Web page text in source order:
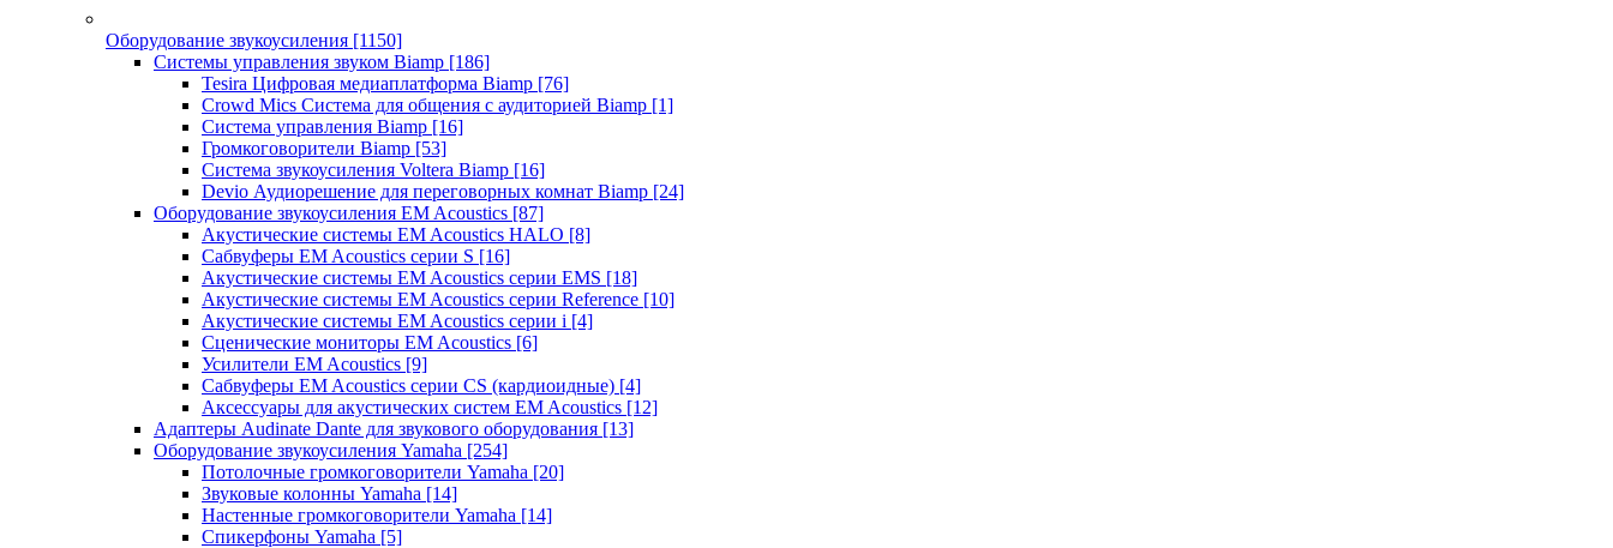
Оборудование звукоусиления [1150]
Системы управления звуком Biamp [186]
Tesira Цифровая медиаплатформа Biamp [76]
Crowd Mics Система для общения с аудиторией Biamp [1]
Система управления Biamp [16]
Громкоговорители Biamp [53]
Система звукоусиления Voltera Biamp [16]
Devio Аудиорешение для переговорных комнат Biamp [24]
Оборудование звукоусиления EM Acoustics [87]
Акустические системы EM Acoustics HALO [8]
Сабвуферы EM Acoustics серии S [16]
Акустические системы EM Acoustics серии EMS [18]
Акустические системы EM Acoustics серии Reference [10]
Акустические системы EM Acoustics серии i [4]
Сценические мониторы EM Acoustics [6]
Усилители EM Acoustics [9]
Сабвуферы EM Acoustics серии CS (кардиоидные) [4]
Аксессуары для акустических систем EM Acoustics [12]
Адаптеры Audinate Dante для звукового оборудования [13]
Оборудование звукоусиления Yamaha [254]
Потолочные громкоговорители Yamaha [20]
Звуковые колонны Yamaha [14]
Настенные громкоговорители Yamaha [14]
Спикерфоны Yamaha [5]